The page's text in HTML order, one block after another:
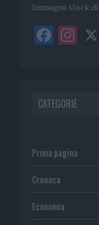
Immagini stock di
CATEGORIE
Prima pagina
Cronaca
Economia